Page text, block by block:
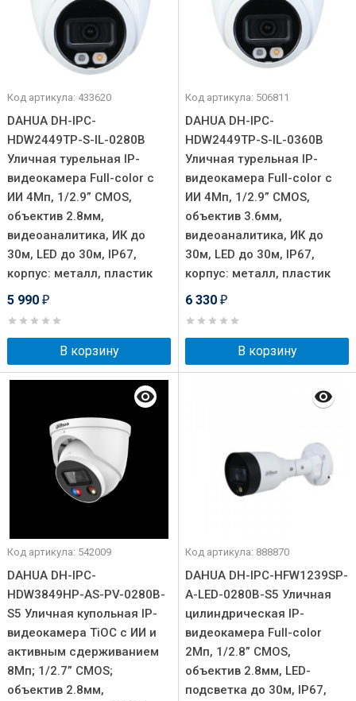
Код артикула: 433620
DAHUA DH-IPC-
HDW2449TP-S-IL-0280B
Уличная турельная IP-
видеокамера Full-color с
ИИ 4Мп, 1/2.9” CMOS,
объектив 2.8мм,
видеоаналитика, ИК до
30м, LED до 30м, IP67,
корпус: металл, пластик
5 990 ₽
В корзину
Код артикула: 506811
DAHUA DH-IPC-
HDW2449TP-S-IL-0360B
Уличная турельная IP-
видеокамера Full-color с
ИИ 4Мп, 1/2.9” CMOS,
объектив 3.6мм,
видеоаналитика, ИК до
30м, LED до 30м, IP67,
корпус: металл, пластик
6 330 ₽
В корзину
Код артикула: 542009
DAHUA DH-IPC-
HDW3849HP-AS-PV-0280B-
S5 Уличная купольная IP-
видеокамера TiOC с ИИ и
активным сдерживанием
8Мп; 1/2.7” CMOS;
объектив 2.8мм,
Код артикула: 888870
DAHUA DH-IPC-HFW1239SP-
A-LED-0280B-S5 Уличная
цилиндрическая IP-
видеокамера Full-color
2Мп, 1/2.8” CMOS,
объектив 2.8мм, LED-
подсветка до 30м, IP67,